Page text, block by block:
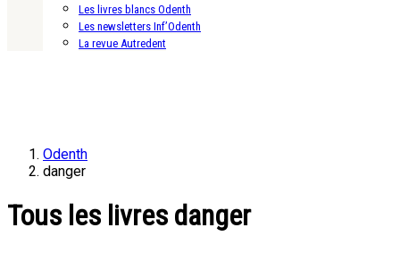
Les livres blancs Odenth
Les newsletters Inf’Odenth
La revue Autredent
Odenth
danger
Tous les livres danger